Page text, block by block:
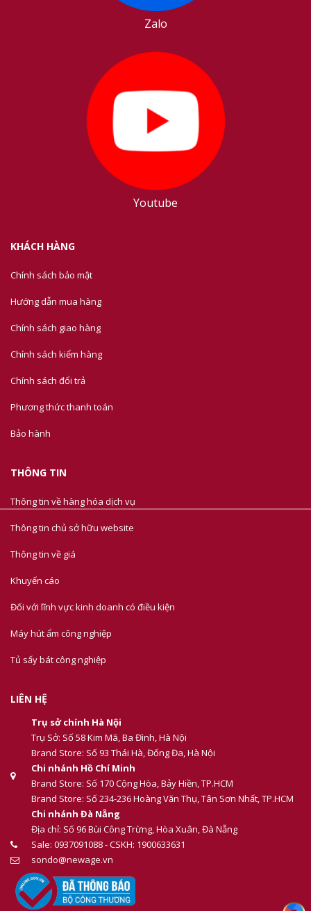
Zalo
Youtube
KHÁCH HÀNG
Chính sách bảo mật
Hướng dẫn mua hàng
Chính sách giao hàng
Chính sách kiểm hàng
Chính sách đổi trả
Phương thức thanh toán
Bảo hành
THÔNG TIN
Thông tin về hàng hóa dịch vụ
Thông tin chủ sở hữu website
Thông tin về giá
Khuyến cáo
Đối với lĩnh vực kinh doanh có điều kiện
Máy hút ẩm công nghiệp
Tủ sấy bát công nghiệp
LIÊN HỆ
Trụ sở chính Hà Nội
Trụ Sở: Số 58 Kim Mã, Ba Đình, Hà Nội
Brand Store: Số 93 Thái Hà, Đống Đa, Hà Nội
Chi nhánh Hồ Chí Minh
Brand Store: Số 170 Cộng Hòa, Bảy Hiền, TP.HCM
Brand Store: Số 234-236 Hoàng Văn Thụ, Tân Sơn Nhất, TP.HCM
Chi nhánh Đà Nẵng
Địa chỉ: Số 96 Bùi Công Trừng, Hòa Xuân, Đà Nẵng
Sale: 0937091088 - CSKH: 1900633631
sondo@newage.vn